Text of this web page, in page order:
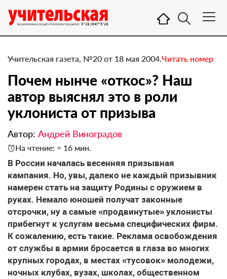
Учительская газета, №20 от 18 мая 2004.Читать номер
Почем нынче «откос»? Наш
автор выяснял это в роли
уклониста от призыва
Автор: Андрей Виноградов
На чтение: ≈ 16 мин.
В России началась весенняя призывная
кампания. Но, увы, далеко не каждый призывник
намерен стать на защиту Родины с оружием в
руках. Немало юношей получат законные
отсрочки, ну а самые «продвинутые» уклонисты
прибегнут к услугам весьма специфических фирм.
К сожалению, есть такие. Реклама освобождения
от службы в армии бросается в глаза во многих
крупных городах, в местах «тусовок» молодежи,
ночных клубах, вузах, школах, общественном